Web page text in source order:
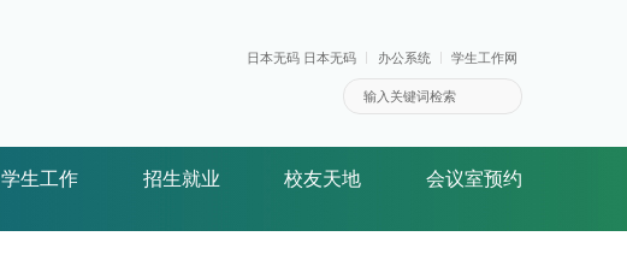
日本无码 日本无码 办公系统 学生工作网
学生工作 招生就业 校友天地 会议室预约